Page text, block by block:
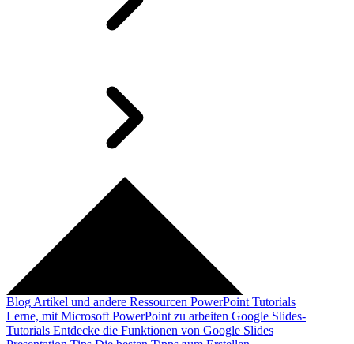
Blog Artikel und andere Ressourcen PowerPoint Tutorials
Lerne, mit Microsoft PowerPoint zu arbeiten Google Slides-
Tutorials Entdecke die Funktionen von Google Slides